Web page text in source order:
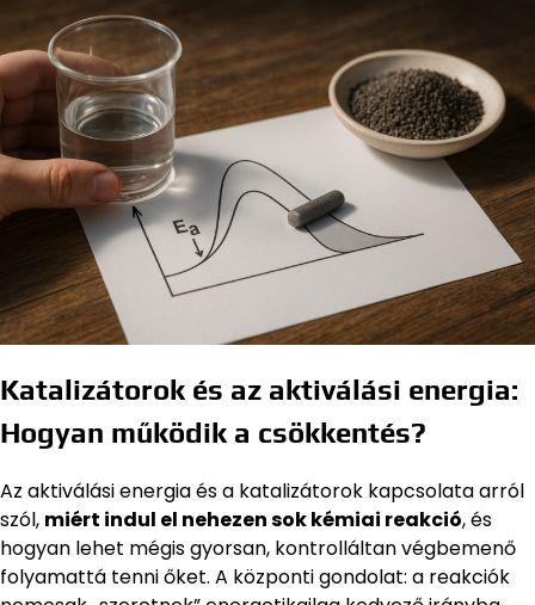
Katalizátorok és az aktiválási energia:
Hogyan működik a csökkentés?
Az aktiválási energia és a katalizátorok kapcsolata arról
szól, miért indul el nehezen sok kémiai reakció, és
hogyan lehet mégis gyorsan, kontrolláltan végbemenő
folyamattá tenni őket. A központi gondolat: a reakciók